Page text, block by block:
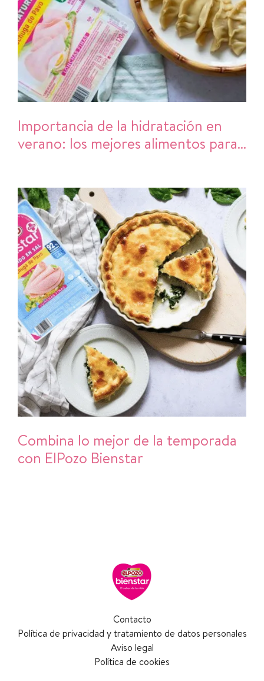
Importancia de la hidratación en
verano: los mejores alimentos para
Combina lo mejor de la temporada
con ElPozo Bienstar
Contacto
Política de privacidad y tratamiento de datos personales
Aviso legal
Política de cookies